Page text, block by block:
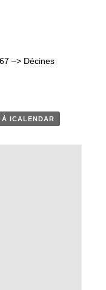
–> Décines
ICALENDAR